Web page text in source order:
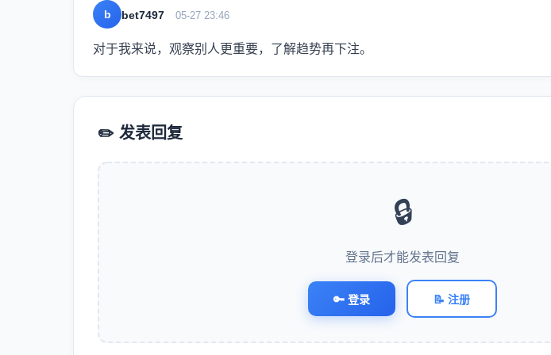
b bet7497 05-27 23:46
对于我来说，观察别人更重要，了解趋势再下注。
✏️ 发表回复
🔒
登录后才能发表回复
🔑 登录 📝 注册